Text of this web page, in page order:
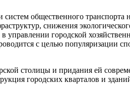
общественного
снижения
управлении городской
с целью популяризации
столицы и придания ей
городских кварталов и